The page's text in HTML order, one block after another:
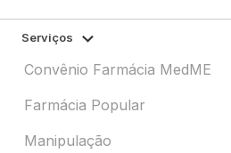
Serviços
Convênio Farmácia MedME
Farmácia Popular
Manipulação